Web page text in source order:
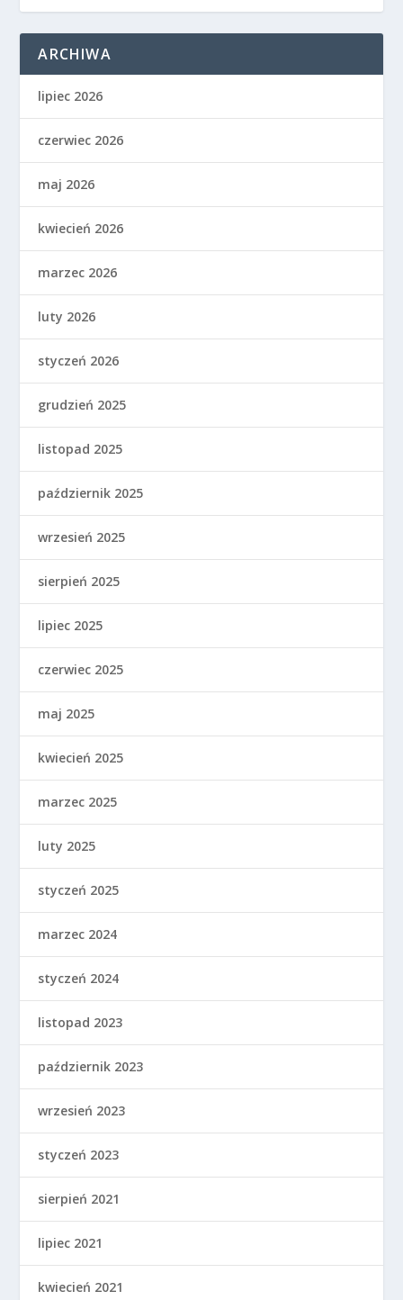
ARCHIWA
lipiec 2026
czerwiec 2026
maj 2026
kwiecień 2026
marzec 2026
luty 2026
styczeń 2026
grudzień 2025
listopad 2025
październik 2025
wrzesień 2025
sierpień 2025
lipiec 2025
czerwiec 2025
maj 2025
kwiecień 2025
marzec 2025
luty 2025
styczeń 2025
marzec 2024
styczeń 2024
listopad 2023
październik 2023
wrzesień 2023
styczeń 2023
sierpień 2021
lipiec 2021
kwiecień 2021